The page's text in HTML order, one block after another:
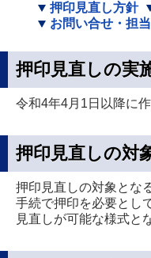
押印見直し方針
お問い合せ・担
押印見直しの実
令和4年4月1日以降に
押印見直しの対
押印見直しの対象とな
手続で押印を必要とし
見直しが可能な様式と